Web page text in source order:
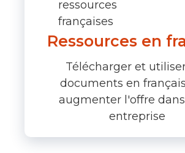
Ressources en
Télécharger et
documents en
augmenter l'offre
entreprise